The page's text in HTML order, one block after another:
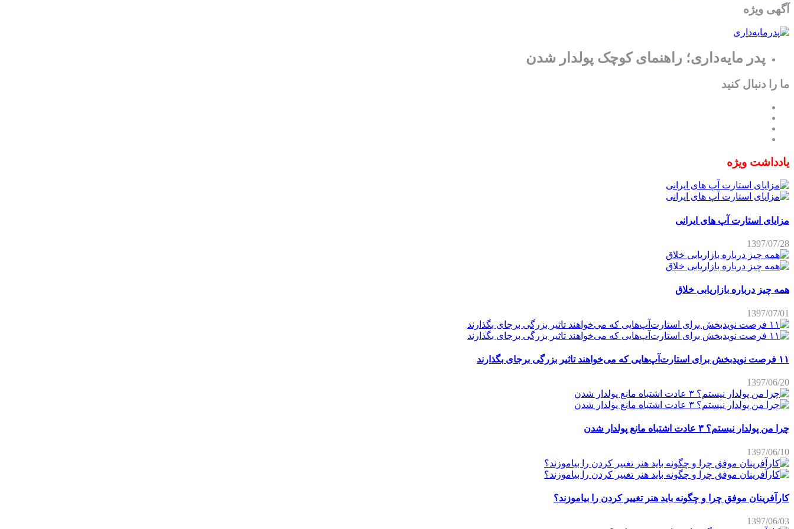
آگهی ویژه
پدر مایه‌داری؛ راهنمای کوچک پولدار شدن
ما را دنبال کنید
یادداشت ویژه
مزایای استارت آپ های ایرانی
1397/07/28
همه چیز درباره بازاریابی خلاق
1397/07/01
۱۱ فرصت نویدبخش برای استارت‌آپ‌هایی که می‌خواهند تاثیر بزرگی برجای بگذارند
1397/06/20
چرا من پولدار نیستم؟ ۳ عادت اشتباه مانع پولدار شدن
1397/06/10
کارآفرینان موفق چرا و چگونه باید هنر تغییر کردن را بیاموزند؟
1397/06/03